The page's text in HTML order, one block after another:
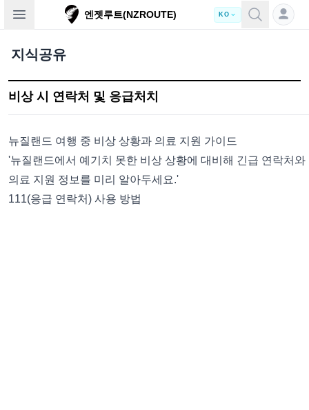
Open sidebar 엔젯루트(NZROUTE) KO
지식공유
비상 시 연락처 및 응급처치
뉴질랜드 여행 중 비상 상황과 의료 지원 가이드
'뉴질랜드에서 예기치 못한 비상 상황에 대비해 긴급 연락처와
의료 지원 정보를 미리 알아두세요.'
111(응급 연락처) 사용 방법